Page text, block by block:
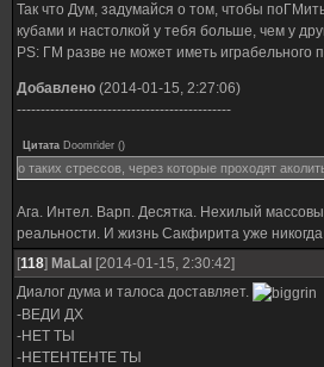
Так что Дум, задумайся о том, чтобы
кубами и настолкой у тебя больше, чем у
PS: ГМ разве не может иметь играбельного
Добавлено (2014-01-15, 2:27:06)
---------------------------------------------
Цитата Doomrider ()
о таких стрессов, через которые проходят
Ага. Интел. Варп. Десятка. Нехилый
реальности. И жизнь Сакфирита уже
[118] MaLal [2014-01-15, 2:30:42]
Диалог дума и талоса доставляет.
-ВЕДИ ДХ
-НЕТ ТЫ
-НЕТЕНТЕНТЕ ТЫ